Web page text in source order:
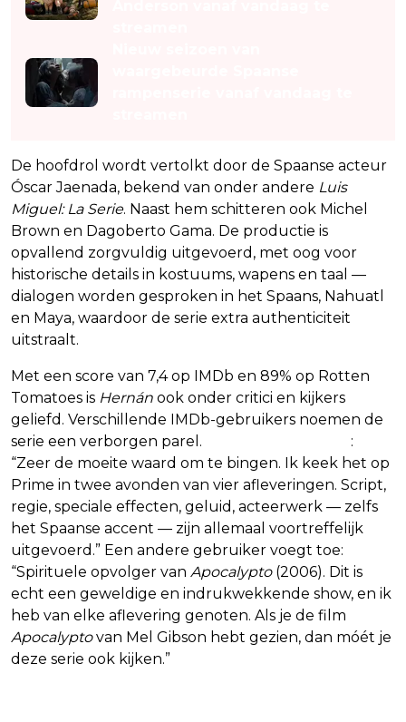
De hoofdrol wordt vertolkt door de Spaanse acteur
Óscar Jaenada, bekend van onder andere Luis
Miguel: La Serie. Naast hem schitteren ook Michel
Brown en Dagoberto Gama. De productie is
opvallend zorgvuldig uitgevoerd, met oog voor
historische details in kostuums, wapens en taal —
dialogen worden gesproken in het Spaans, Nahuatl
en Maya, waardoor de serie extra authenticiteit
uitstraalt.
Met een score van 7,4 op IMDb en 89% op Rotten
Tomatoes is Hernán ook onder critici en kijkers
geliefd. Verschillende IMDb-gebruikers noemen de
serie een verborgen parel.
:
“Zeer de moeite waard om te bingen. Ik keek het op
Prime in twee avonden van vier afleveringen. Script,
regie, speciale effecten, geluid, acteerwerk — zelfs
het Spaanse accent — zijn allemaal voortreffelijk
uitgevoerd.” Een andere gebruiker voegt toe:
“Spirituele opvolger van Apocalypto(2006). Dit is
echt een geweldige en indrukwekkende show, en ik
heb van elke aflevering genoten. Als je de film
Apocalyptovan Mel Gibson hebt gezien, dan móét je
deze serie ook kijken.”